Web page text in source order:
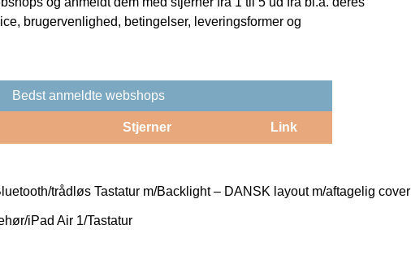
brugervenlighed, betingelser, leveringsformer og
Bedst anmeldte webshops
Stjerner Link
trådløs Tastatur m/Backlight – DANSK layout m/aftagelig cover
iPad Air 1/Tastatur